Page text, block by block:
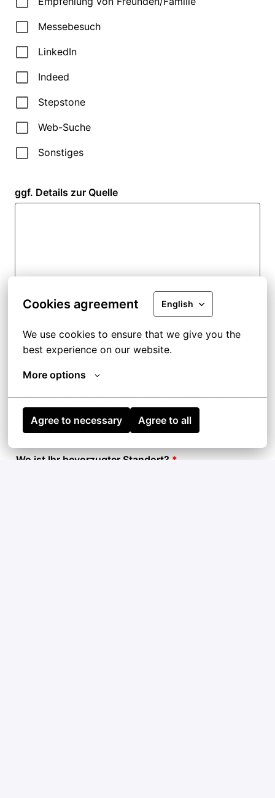
Cookies agreement English
We use cookies to ensure that we give you the
best experience on our website.
More options
Agree to necessary Agree to all
Messebesuch
LinkedIn
Indeed
Stepstone
Web-Suche
Sonstiges
ggf. Details zur Quelle
Wann ist Ihr frühestmöglicher Eintrittstermin? *
Löschen
Wie hoch ist Ihr jährlicher Gehaltswunsch (brutto)?
Wo ist Ihr bevorzugter Standort? *